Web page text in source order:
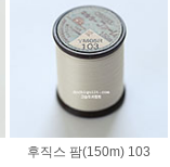
후직스 팜(150m) 103